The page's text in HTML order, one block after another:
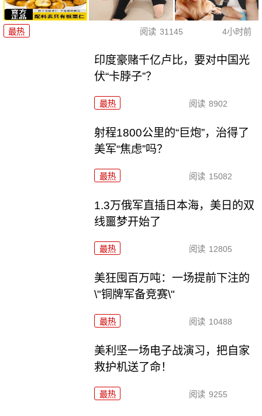
最热 阅读 31145 4小时前
印度豪赌千亿卢比，要对中国光
伏“卡脖子”？
最热 阅读 8902
射程1800公里的“巨炮”，治得了
美军“焦虑”吗？
最热 阅读 15082
1.3万俄军直插日本海，美日的双
线噩梦开始了
最热 阅读 12805
美狂囤百万吨：一场提前下注的
\"铜牌军备竞赛\"
最热 阅读 10488
美利坚一场电子战演习，把自家
救护机送了命！
最热 阅读 9255